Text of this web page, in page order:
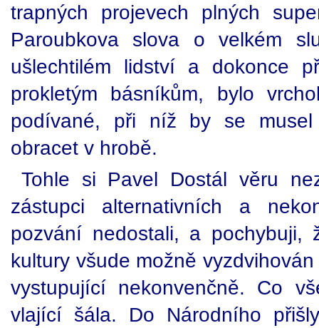
trapných projevech plných
Paroubkova slova o velkém
ušlechtilém lidství a dokonce
prokletým básníkům, bylo
podívané, při níž by se musel
obracet v hrobě.
Tohle si Pavel Dostál věru
zástupci alternativních a
pozvání nedostali, a
kultury všude možně
vystupující nekonvenčně. Co
vlající šála. Do Národního